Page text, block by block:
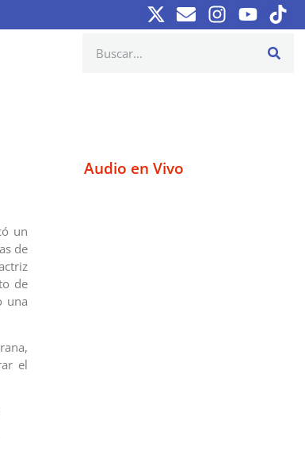
un
de
de
una
el
Audio en Vivo